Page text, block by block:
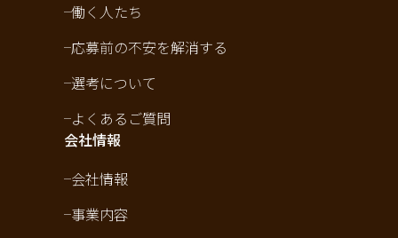
働く人たち
応募前の不安を解消する
選考について
よくあるご質問
会社情報
会社情報
事業内容